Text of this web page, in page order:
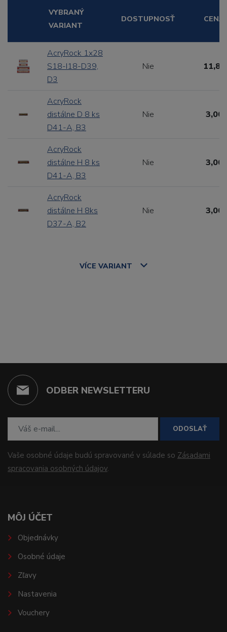
VYBRANÝ
VARIANT
DOSTUPNOSŤ CENA
AcryRock 1x28
S18-I18-D39,
D3
Nie
AcryRock
distálne D 8 ks
D41-A, B3
Nie 3,00
AcryRock
distálne H 8 ks
D41-A, B3
Nie 3,00
AcryRock
distálne H 8ks
D37-A, B2
Nie 3,00
VÍCE VARIANT
ODBER NEWSLETTERU
ODOSLAŤ
Vaše osobné údaje budú spravované v súlade so Zásadami
spracovania osobných údajov.
MÔJ ÚČET
Objednávky
Osobné údaje
Zľavy
Nastavenia
Vouchery